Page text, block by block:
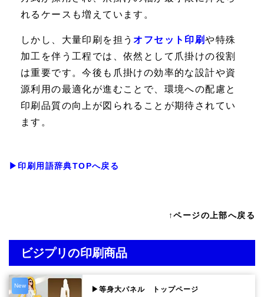
れるケースも増えています。
しかし、大量印刷を担うオフセット印刷や特殊
加工を伴う工程では、依然として爪掛けの役割
は重要です。今後も爪掛けの効率的な設計や資
源利用の最適化が進むことで、環境への配慮と
印刷品質の向上が図られることが期待されてい
ます。
▶印刷用語辞典TOPへ戻る
↑ページの上部へ戻る
ビジプリの印刷商品
New ▶等身大パネル トップページ